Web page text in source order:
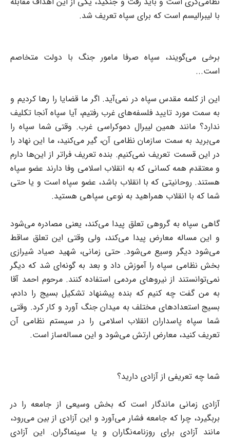
با لیبرالیسم است که برای سپاه تعریف شد.
برخی می‌گویند، سپاه صرفا مامور جنگ با دولت متخاصم
است...
این از کلمه مقدس سپاه در نمی‌آید. اگر ما قضایا را‌‌ رها کردیم و
به سمت مورد تایید فلسفه‌های غرب رفتیم، آیا سپاه آنجا تکلیف
ندارد؟ مانند همین لیبرال دموکراسی غرب. وقتی شما سپاه را
می‌برید به سمت سازمان نظامی آن، گیر می‌کنید، ما این نهاد را
در این قسمت تعریف نمی‌کنیم. بنده تعریف فرا‌تر از این‌ها دارم
و معتقدم همه کسانی که به انقلاب اسلامی وفا دارند عضو سپاه
هستند. روحانیتی که با انقلاب باشد، عضو سپاه است و یا حتی
شما که با انقلاب همراهید به نوعی سپاهی هستید.
گاهی سپاه به گروهی تعلق پیدا می‌کند، یعنی مصادره می‌شود
و این مساله معارض پیدا می‌کند، ولی وقتی این تعلق ساقط
می‌شود دیگر وسیع می‌شود. حتی زمانی، شهید صیاد شیرازی
بخش نظامی سپاه را آموزش داد و بعد به گونه‌ای شد که دیگر
نمی‌توانستند از نیروهای مردمی استفاده کنند. مرحوم احمد آقا
به من گفت چه کنیم که بنده پیشنهاد تشکیل بسیج را دادم،
بسیج استعدادهای مختلف به میدان جنگ آورد و کار کرد. وقتی
شما سپاه پاسداران انقلاب اسلامی را در سیستم نظامی آن
تعریف کنید، معارض ارتش می‌شود و این مساله‌ساز است.
شما چه تعریفی از آزادی دارید؟
آزادی زمانی ماندگار است که بخش وسیعی از جامعه را در
بربگیرد، چرا که جامعه فشار می‌آورد و این آزادی از بین می‌رود،
مانند آزادی برای روزنامه‌نگاران و یا سینماگران. این آزادی